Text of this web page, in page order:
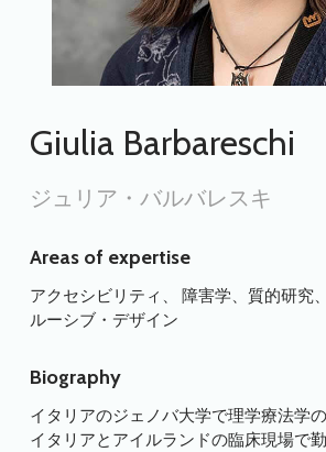
Giulia Barbareschi
ジュリア・バルバレスキ
Areas of expertise
アクセシビリティ、 障害学、質的研究
ルーシブ・デザイン
Biography
イタリアのジェノバ大学で理学療法学
イタリアとアイルランドの臨床現場で